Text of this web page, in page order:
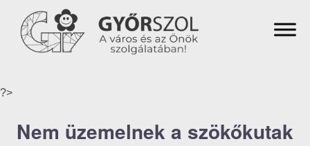
?>
Nem üzemelnek a szökőkutak